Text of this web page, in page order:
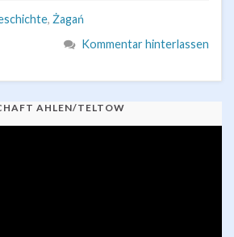
, Żagań
Kommentar hinterlassen
AHLEN/TELTOW